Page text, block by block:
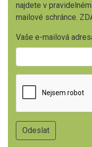
najdete v
mailové schránce.
Vaše e-mailová